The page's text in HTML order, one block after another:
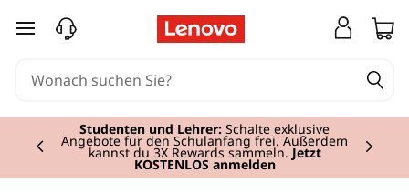
T
k
zum Hauptinhalt springen
Premium-TabletsI Persönlich, leistungsstark,
mobil.Jetzt kaufen.
Currently displaying item 3 of 3